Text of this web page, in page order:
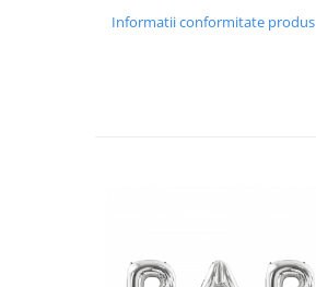
Informatii conformitate produs